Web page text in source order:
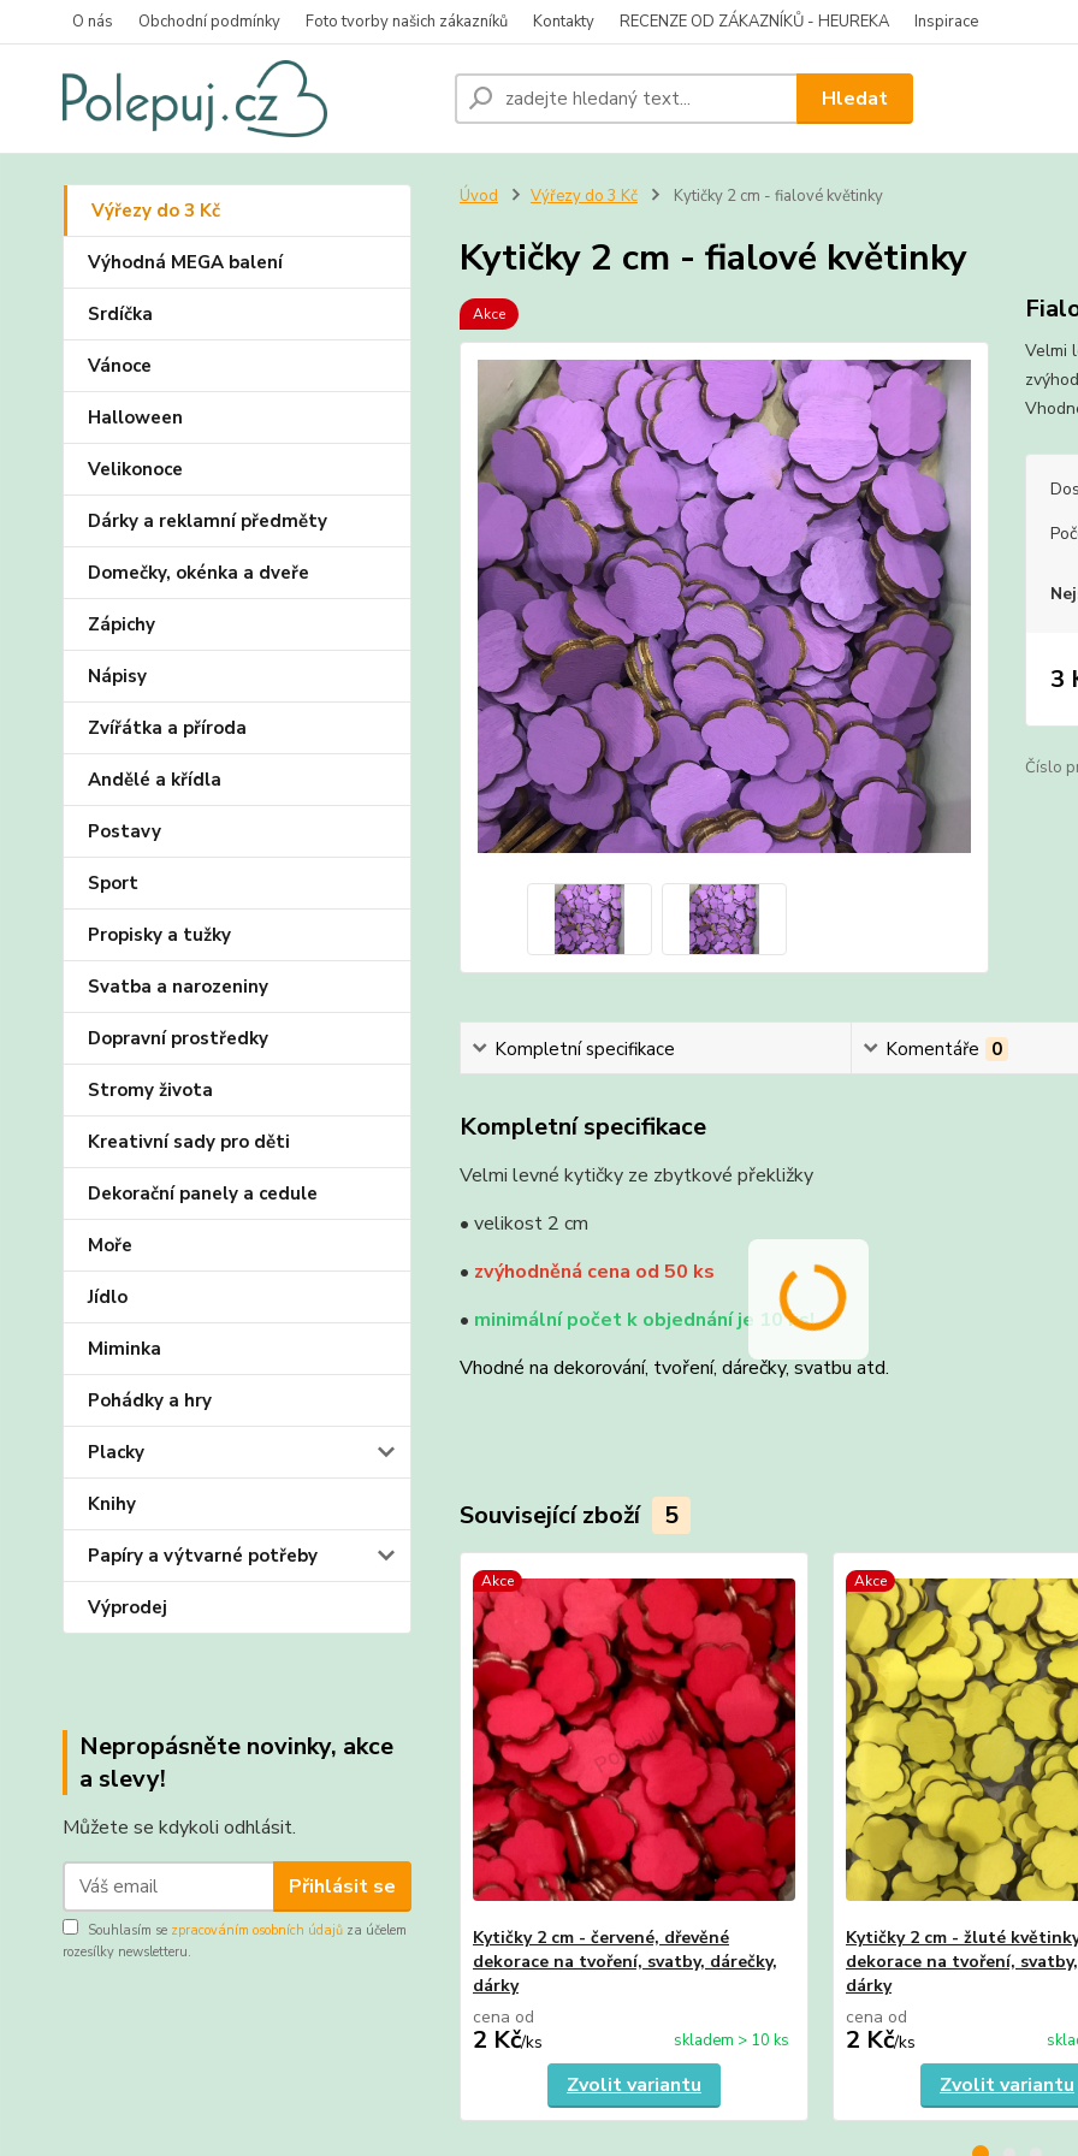
O nás Obchodní podmínky Foto tvorby našich zákazníků Kontakty RECENZE OD ZÁKAZNÍKŮ - HEUREKA Inspirace
Hledat
Výřezy do 3 Kč
Výhodná MEGA balení
Srdíčka
Vánoce
Halloween
Velikonoce
Dárky a reklamní předměty
Domečky, okénka a dveře
Zápichy
Nápisy
Zvířátka a příroda
Andělé a křídla
Postavy
Sport
Propisky a tužky
Svatba a narozeniny
Dopravní prostředky
Stromy života
Kreativní sady pro děti
Dekorační panely a cedule
Moře
Jídlo
Miminka
Pohádky a hry
Placky
Knihy
Papíry a výtvarné potřeby
Výprodej
Nepropásněte novinky, akce
a slevy!
Můžete se kdykoli odhlásit.
Přihlásit se
Souhlasím se zpracováním osobních údajů za účelem
rozesílky newsletteru.
Úvod Výřezy do 3 Kč Kytičky 2 cm - fialové květinky
Kytičky 2 cm - fialové květinky
Akce
Velmi
3
Číslo
Kompletní specifikace Komentáře 0
Kompletní specifikace
Velmi levné kytičky ze zbytkové překližky
• velikost 2 cm
• zvýhodněná cena od 50 ks
• minimální počet k objednání je 10 ks!
Vhodné na dekorování, tvoření, dárečky, svatbu atd.
Související zboží 5
Akce
Kytičky 2 cm - červené, dřevěné
dekorace na tvoření, svatby, dárečky,
dárky
cena od
2 Kč/ks skladem > 10 ks
Zvolit variantu
Akce
Kytičky 2 cm - žluté
dekorace na tvoření,
dárky
cena od
2 Kč/ks
Zvolit variantu